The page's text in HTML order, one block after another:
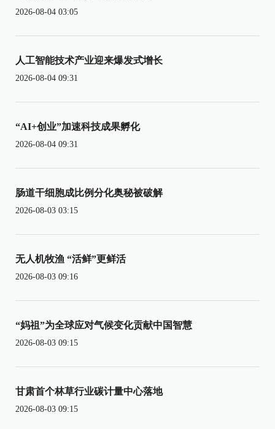
2026-08-04 03:05
人工智能技术产业迎来爆发式增长
2026-08-04 09:31
“AI+创业”加速科技成果孵化
2026-08-04 09:31
肠道干细胞成比例分化奥秘被破解
2026-08-03 03:15
无人机牧渔 “活鲜”更鲜活
2026-08-03 09:16
“妈祖”为全球应对气候变化贡献中国智慧
2026-08-03 09:15
甘肃首个林草行业碳计量中心落地
2026-08-03 09:15